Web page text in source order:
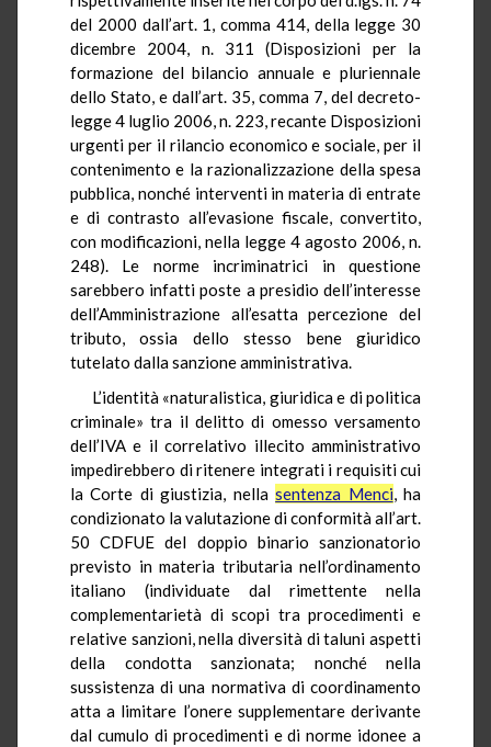
del 2000 dall’art. 1, comma 414, della legge 30
dicembre 2004, n. 311 (Disposizioni per la
formazione del bilancio annuale e pluriennale
dello Stato, e dall’art. 35, comma 7, del decreto-
legge 4 luglio 2006, n. 223, recante Disposizioni
urgenti per il rilancio economico e sociale, per il
contenimento e la razionalizzazione della spesa
pubblica, nonché interventi in materia di entrate
e di contrasto all’evasione fiscale, convertito,
con modificazioni, nella legge 4 agosto 2006, n.
248). Le norme incriminatrici in questione
sarebbero infatti poste a presidio dell’interesse
dell’Amministrazione all’esatta percezione del
tributo, ossia dello stesso bene giuridico
tutelato dalla sanzione amministrativa.
L’identità «naturalistica, giuridica e di politica
criminale» tra il delitto di omesso versamento
dell’IVA e il correlativo illecito amministrativo
impedirebbero di ritenere integrati i requisiti cui
la Corte di giustizia, nellasentenza Menci, ha
condizionato la valutazione di conformità all’art.
50 CDFUE del doppio binario sanzionatorio
previsto in materia tributaria nell’ordinamento
italiano (individuate dal rimettente nella
complementarietà di scopi tra procedimenti e
relative sanzioni, nella diversità di taluni aspetti
della condotta sanzionata; nonché nella
sussistenza di una normativa di coordinamento
atta a limitare l’onere supplementare derivante
dal cumulo di procedimenti e di norme idonee a